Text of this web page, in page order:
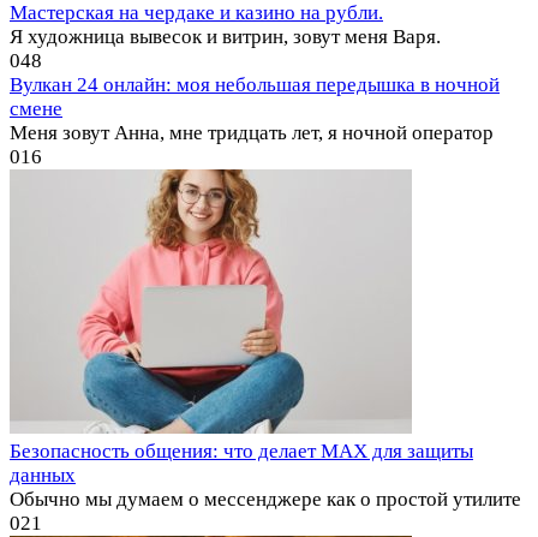
Мастерская на чердаке и казино на рубли.
Я художница вывесок и витрин, зовут меня Варя.
048
Вулкан 24 онлайн: моя небольшая передышка в ночной
смене
Меня зовут Анна, мне тридцать лет, я ночной оператор
016
Безопасность общения: что делает MAX для защиты
данных
Обычно мы думаем о мессенджере как о простой утилите
021